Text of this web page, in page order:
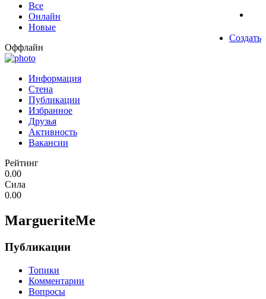
Все
Онлайн
Новые
Создать
Оффлайн
Информация
Стена
Публикации
Избранное
Друзья
Активность
Вакансии
Рейтинг
0.00
Сила
0.00
MargueriteMe
Публикации
Топики
Комментарии
Вопросы